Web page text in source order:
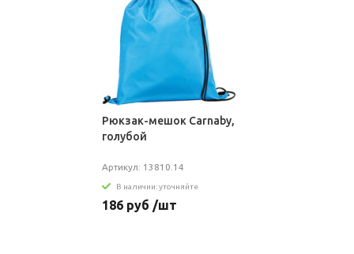
Рюкзак-мешок Carnaby,
голубой
Артикул: 13810.14
В наличии: уточняйте
186 руб /шт